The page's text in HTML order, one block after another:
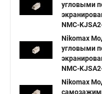
угловыми
NMC-
Nikomax
угловыми
NMC-
Nikomax